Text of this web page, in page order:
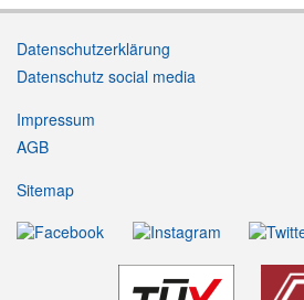
Datenschutzerklärung
Datenschutz social media
Impressum
AGB
Sitemap